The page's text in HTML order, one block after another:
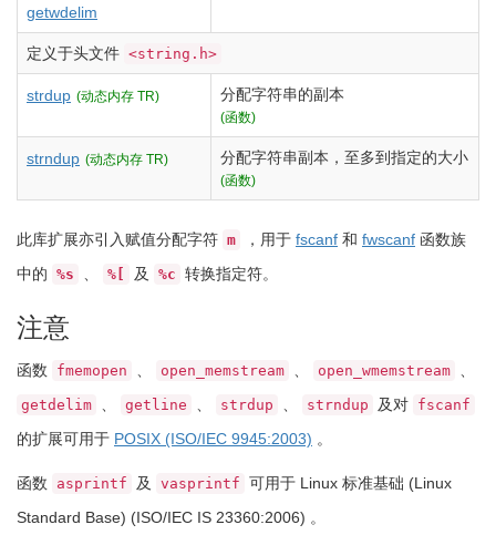
getwdelim
定义于头文件 <string.h>
strdup (动态内存 TR) 分配字符串的副本
(函数)
strndup (动态内存 TR) 分配字符串副本，至多到指定的大小
(函数)
此库扩展亦引入赋值分配字符 m ，用于 fscanf 和 fwscanf 函数族
中的 %s %[ 及 %c 转换指定符。
注意
函数 fmemopen open_memstream open_wmemstream
getdelim getline strdup strndup 及对 fscanf
的扩展可用于 POSIX (ISO/IEC 9945:2003) 。
函数 asprintf 及 vasprintf 可用于 Linux 标准基础 (Linux
Standard Base) (ISO/IEC IS 23360:2006) 。